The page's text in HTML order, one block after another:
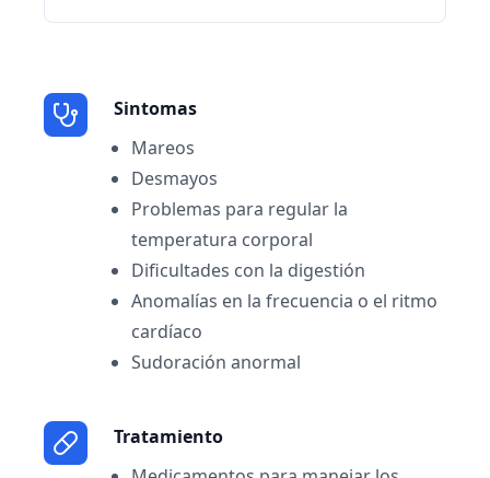
Sintomas
Mareos
Desmayos
Problemas para regular la
temperatura corporal
Dificultades con la digestión
Anomalías en la frecuencia o el ritmo
cardíaco
Sudoración anormal
Tratamiento